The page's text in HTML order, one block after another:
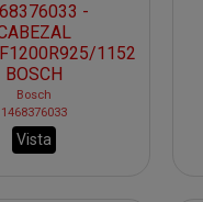
-
1152
BOSCH
Bosch
1468376033
Vista